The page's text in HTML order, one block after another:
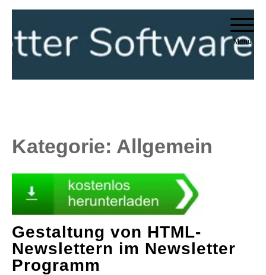
to
content
Menu
Kategorie: Allgemein
Gestaltung von HTML-
Newslettern im Newsletter
Programm